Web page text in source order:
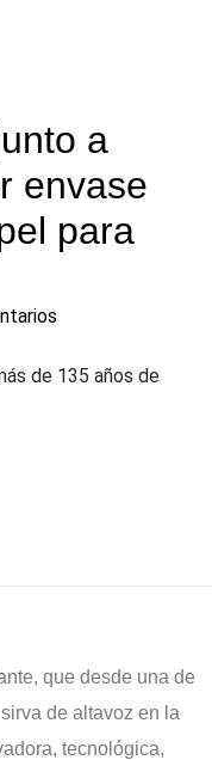
a
envase
para
de 135 años de
que desde una de
de altavoz en la
tecnológica,